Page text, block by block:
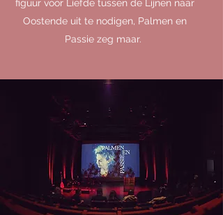
figuur voor Liefde tussen de Lijnen naar
Oostende uit te nodigen, Palmen en
Passie zeg maar.